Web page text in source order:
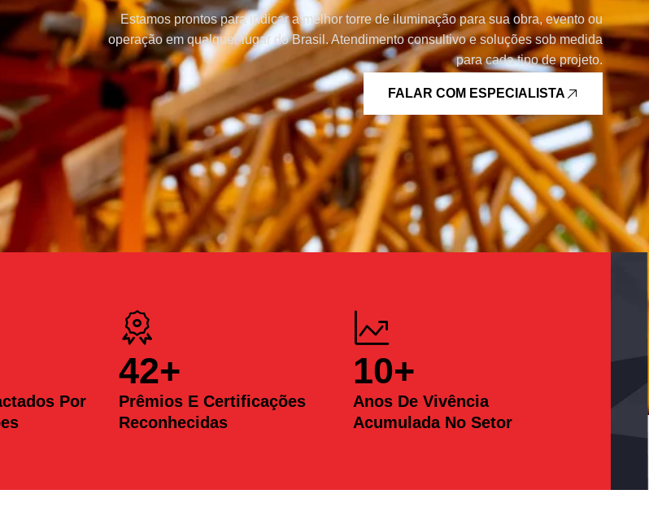
Estamos prontos para indicar a melhor torre de iluminação para sua obra, evento ou
operação em qualquer lugar do Brasil. Atendimento consultivo e soluções sob medida
para cada tipo de projeto.
FALAR COM ESPECIALISTA
Por
Prêmios E Certificações
Reconhecidas
42+
Anos De Vivência
Acumulada No Setor
10+